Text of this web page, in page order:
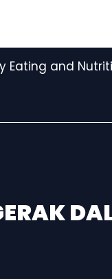
Eating and